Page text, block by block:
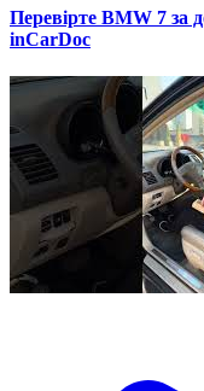
Перевірте BMW 7 за
inCarDoc